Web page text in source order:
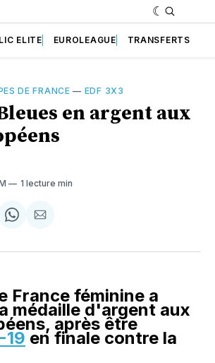
ELITE EUROLEAGUE TRANSFERTS
DE FRANCE — EDF 3X3
en argent aux
1 lecture min
Share
WhatsApp
Partager
Courriel
France féminine a
médaille d'argent aux
après être
19 en finale contre la